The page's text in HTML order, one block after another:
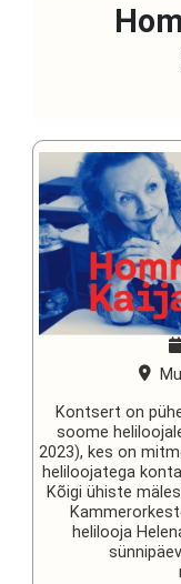
Kontsert on
soome
2023), kes on
heliloojatega
Kõigi ühiste
helilooja